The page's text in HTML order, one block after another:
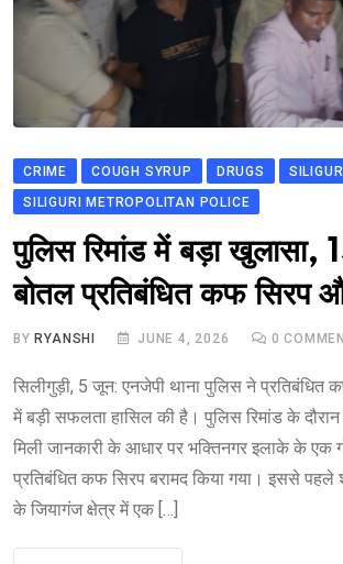
CRIME COUGH SYRUP DRUGS
SILIGURI
SILIGURI METROPOLITAN POLICE
पुलिस रिमांड में बड़ा
बोतल प्रतिबंधित कफ सिरप
BY RYANSHI JUNE 4, 2026 0
सिलीगुड़ी, 5 जून: एनजेपी थाना पुलिस ने प्रतिबंधित
में बड़ी सफलता हासिल की है। पुलिस रिमांड के
मिली जानकारी के आधार पर भक्तिनगर इलाके के एक
प्रतिबंधित कफ सिरप बरामद किया गया। इससे पहले
के जियागंज क्षेत्र में एक […]